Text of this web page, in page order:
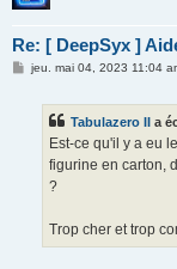
Re: [ DeepSyx ]
Mjeu. mai 04, 2023 11:04
Tabulazero II a
Est-ce qu'il y a eu
figurine en carton,
?
Trop cher et trop